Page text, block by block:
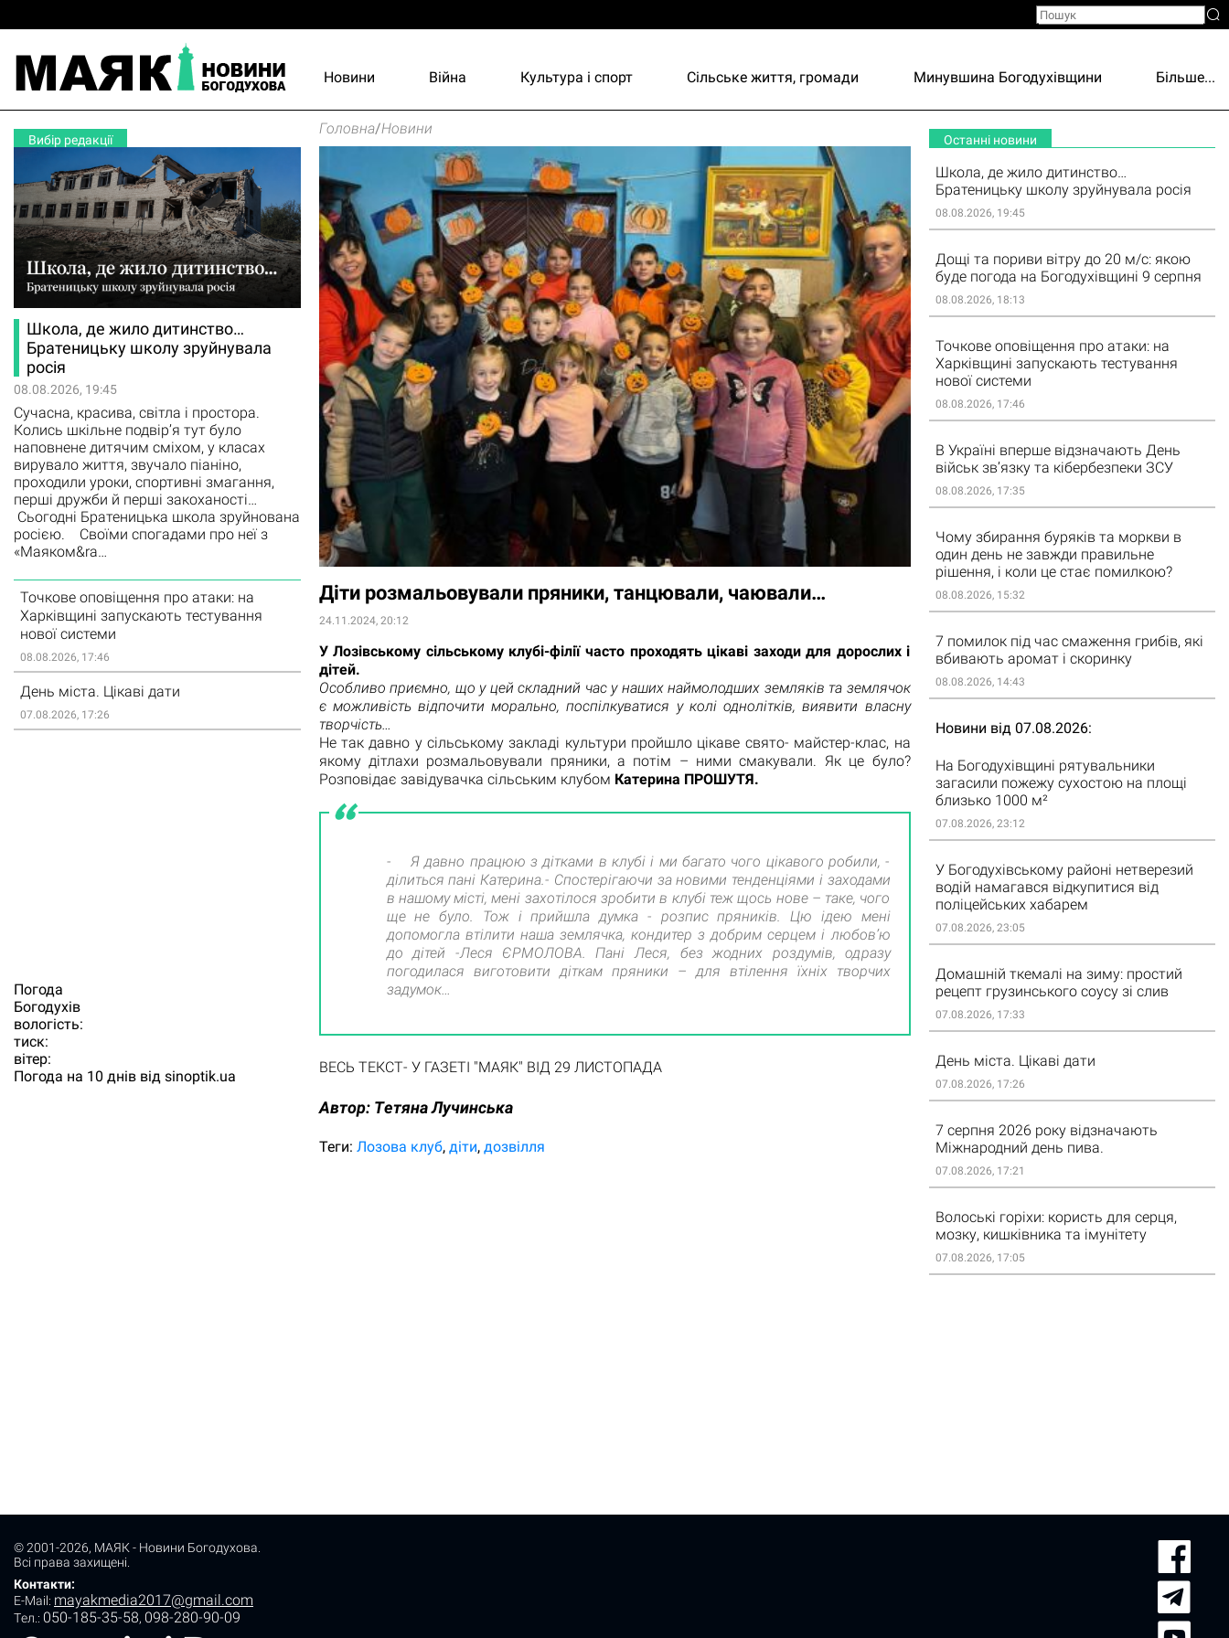
Новини Війна Культура і спорт Сільське життя, громади Минувшина Богодухівщини Більше...
Вибір редакції
Школа, де жило дитинство…
Братеницьку школу зруйнувала
росія
08.08.2026, 19:45
Сучасна, красива, світла і простора.
Колись шкільне подвір’я тут було
наповнене дитячим сміхом, у класах
вирувало життя, звучало піаніно,
проходили уроки, спортивні змагання,
перші дружби й перші закоханості…
Сьогодні Братеницька школа зруйнована
росією. Своїми спогадами про неї з
«Маяком&ra…
Точкове оповіщення про атаки: на
Харківщині запускають тестування
нової системи
08.08.2026, 17:46
День міста. Цікаві дати
07.08.2026, 17:26
Погода
Богодухiв
вологість:
тиск:
вітер:
Погода на 10 днів від sinoptik.ua
Головна/Новини
Діти розмальовували пряники, танцювали, чаювали…
24.11.2024, 20:12
У Лозівському сільському клубі-філії часто проходять цікаві заходи для дорослих і
дітей.
Особливо приємно, що у цей складний час у наших наймолодших земляків та землячок
є можливість відпочити морально, поспілкуватися у колі однолітків, виявити власну
творчість…
Не так давно у сільському закладі культури пройшло цікаве свято- майстер-клас, на
якому дітлахи розмальовували пряники, а потім – ними смакували. Як це було?
Розповідає завідувачка сільським клубом Катерина ПРОШУТЯ.
- Я давно працюю з дітками в клубі і ми багато чого цікавого робили, -
ділиться пані Катерина.- Спостерігаючи за новими тенденціями і заходами
в нашому місті, мені захотілося зробити в клубі теж щось нове – таке, чого
ще не було. Тож і прийшла думка - розпис пряників. Цю ідею мені
допомогла втілити наша землячка, кондитер з добрим серцем і любовʼю
до дітей -Леся ЄРМОЛОВА. Пані Леся, без жодних роздумів, одразу
погодилася виготовити діткам пряники – для втілення їхніх творчих
задумок…
ВЕСЬ ТЕКСТ- У ГАЗЕТІ "МАЯК" ВІД 29 ЛИСТОПАДА
Автор: Tетяна Лучинська
Теги: Лозова клуб діти дозвілля
Останні новини
Школа, де жило дитинство…
Братеницьку школу зруйнувала росія
08.08.2026, 19:45
Дощі та пориви вітру до 20 м/с: якою
буде погода на Богодухівщині 9 серпня
08.08.2026, 18:13
Точкове оповіщення про атаки: на
Харківщині запускають тестування
нової системи
08.08.2026, 17:46
В Україні вперше відзначають День
військ зв’язку та кібербезпеки ЗСУ
08.08.2026, 17:35
Чому збирання буряків та моркви в
один день не завжди правильне
рішення, і коли це стає помилкою?
08.08.2026, 15:32
7 помилок під час смаження грибів, які
вбивають аромат і скоринку
08.08.2026, 14:43
Новини від 07.08.2026
На Богодухівщині рятувальники
загасили пожежу сухостою на площі
близько 1000 м²
07.08.2026, 23:12
У Богодухівському районі нетверезий
водій намагався відкупитися від
поліцейських хабарем
07.08.2026, 23:05
Домашній ткемалі на зиму: простий
рецепт грузинського соусу зі слив
07.08.2026, 17:33
День міста. Цікаві дати
07.08.2026, 17:26
7 серпня 2026 року відзначають
Міжнародний день пива.
07.08.2026, 17:21
Волоські горіхи: користь для серця,
мозку, кишківника та імунітету
07.08.2026, 17:05
© 2001-2026, МАЯК - Новини Богодухова
Всі права захищені.
Контакти:
E-Mail: mayakmedia2017@gmail.com
Tел.: 050-185-35-58, 098-280-90-09